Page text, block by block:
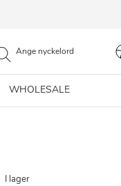
WHOLESALE
I lager